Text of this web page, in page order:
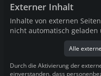
Externer Inhalt
Inhalte von externen
nicht automatisch geladen
Alle
Durch die Aktivierung der
einverstanden, dass